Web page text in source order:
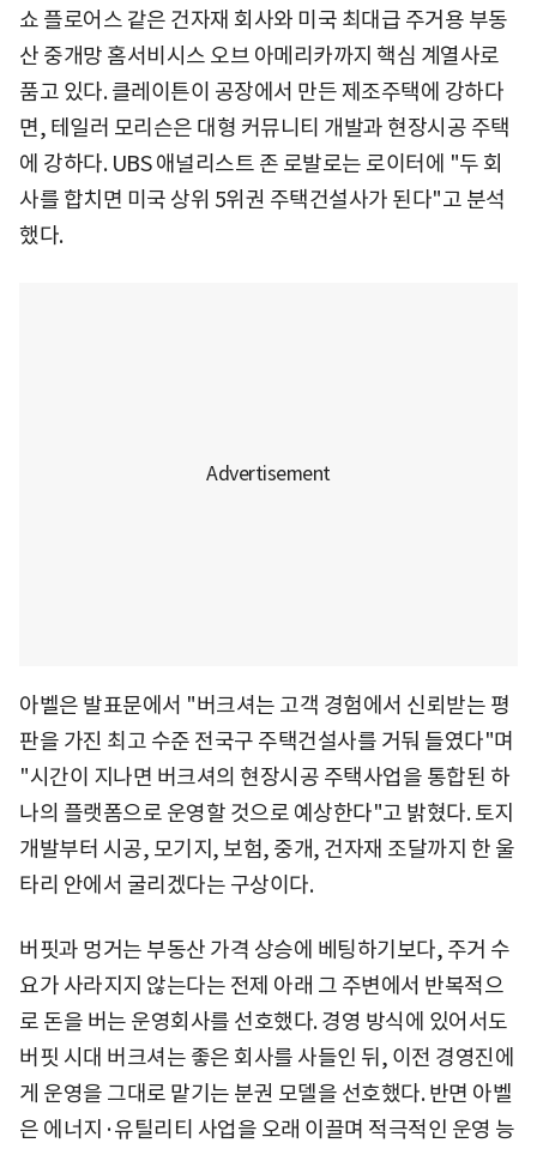
쇼 플로어스 같은 건자재 회사와 미국 최대급 주거용 부동
산 중개망 홈서비시스 오브 아메리카까지 핵심 계열사로
품고 있다. 클레이튼이 공장에서 만든 제조주택에 강하다
면, 테일러 모리슨은 대형 커뮤니티 개발과 현장시공 주택
에 강하다. UBS 애널리스트 존 로발로는 로이터에 "두 회
사를 합치면 미국 상위 5위권 주택건설사가 된다"고 분석
했다.
아벨은 발표문에서 "버크셔는 고객 경험에서 신뢰받는 평
판을 가진 최고 수준 전국구 주택건설사를 거둬 들였다"며
"시간이 지나면 버크셔의 현장시공 주택사업을 통합된 하
나의 플랫폼으로 운영할 것으로 예상한다"고 밝혔다. 토지
개발부터 시공, 모기지, 보험, 중개, 건자재 조달까지 한 울
타리 안에서 굴리겠다는 구상이다.
버핏과 멍거는 부동산 가격 상승에 베팅하기보다, 주거 수
요가 사라지지 않는다는 전제 아래 그 주변에서 반복적으
로 돈을 버는 운영회사를 선호했다. 경영 방식에 있어서도
버핏 시대 버크셔는 좋은 회사를 사들인 뒤, 이전 경영진에
게 운영을 그대로 맡기는 분권 모델을 선호했다. 반면 아벨
은 에너지·유틸리티 사업을 오래 이끌며 적극적인 운영 능